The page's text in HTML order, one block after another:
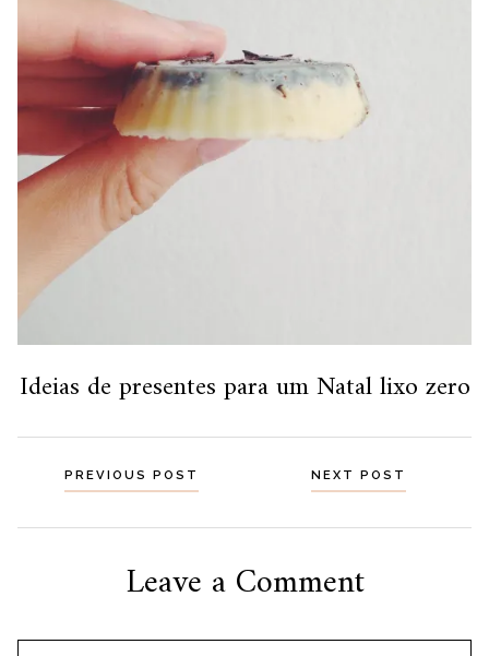
Ideias de presentes para um Natal lixo zero
Navegação
por
PREVIOUS POST NEXT POST
Leave a Comment